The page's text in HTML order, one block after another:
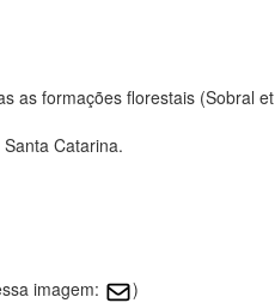
as formações florestais (Sobral et
Catarina.
imagem:
)